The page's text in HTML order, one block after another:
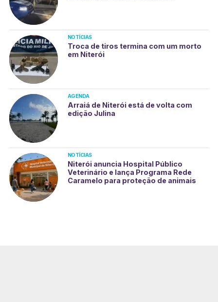
NOTÍCIAS
Troca de tiros termina com um morto
em Niterói
AGENDA
Arraiá de Niterói está de volta com
edição Julina
NOTÍCIAS
Niterói anuncia Hospital Público
Veterinário e lança Programa Rede
Caramelo para proteção de animais